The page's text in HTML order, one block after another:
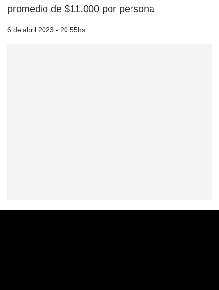
promedio de $11.000 por persona
6 de abril 2023 - 20:55hs